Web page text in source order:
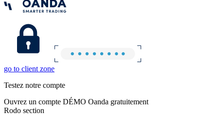
go to client zone
Testez notre compte
Ouvrez un compte DÉMO Oanda gratuitement
Rodo section